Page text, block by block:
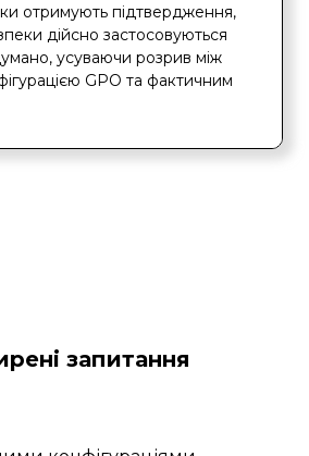
отримують підтвердження,
дійсно застосовуються
усуваючи розрив між
GPO та фактичним
запитання